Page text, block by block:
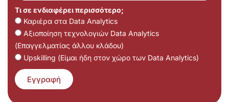
Τι σε ενδιαφέρει περισσότερο;
Καριέρα στα Data Analytics
Αξιοποίηση τεχνολογιών Data Analytics
(Επαγγελματίας άλλου κλάδου)
Upskilling (Είμαι ήδη στον χώρο των Data Analytics)
Εγγραφή